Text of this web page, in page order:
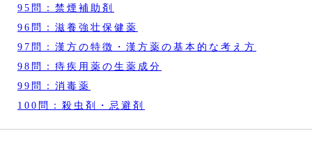
95問：禁煙補助剤
96問：滋養強壮保健薬
97問：漢方の特徴・漢方薬の基本的な考え方
98問：痔疾用薬の生薬成分
99問：消毒薬
100問：殺虫剤・忌避剤